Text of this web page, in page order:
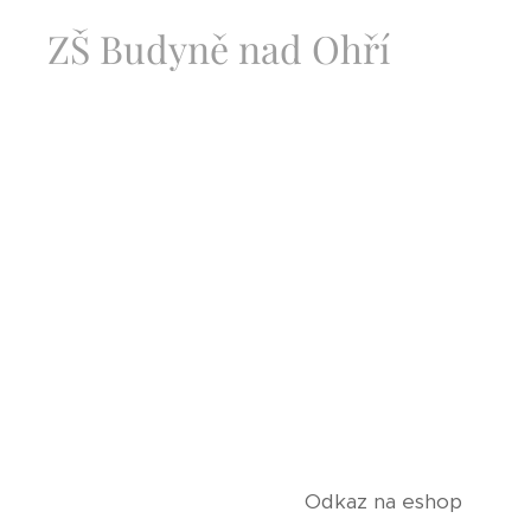
ZŠ Budyně nad Ohří
Odkaz na eshop